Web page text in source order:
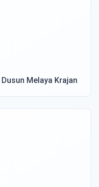
Melaya Krajan